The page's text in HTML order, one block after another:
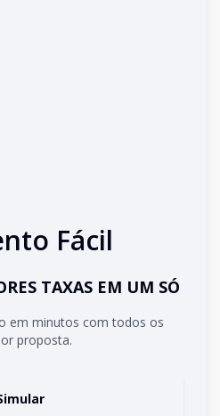
Fácil
TAXAS EM UM SÓ
em minutos com todos os
proposta.